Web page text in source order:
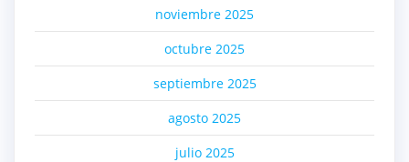
noviembre 2025
octubre 2025
septiembre 2025
agosto 2025
julio 2025